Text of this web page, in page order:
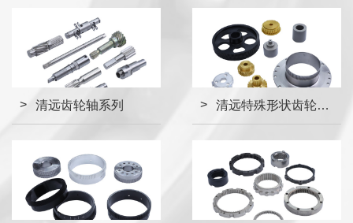
清远齿轮轴系列 清远特殊形状齿轮系列